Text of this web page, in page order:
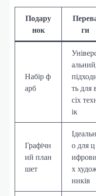
Подару
нок
ги
Набір ф
арб
ть для
сіх
ік
Графічн
ий план
шет
Ідеальн
о для ц
ифрови
х
ників